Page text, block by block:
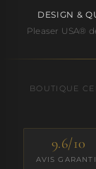
DESIGN &
Pleaser USA®
BOUTIQUE
9.6/10
AVIS